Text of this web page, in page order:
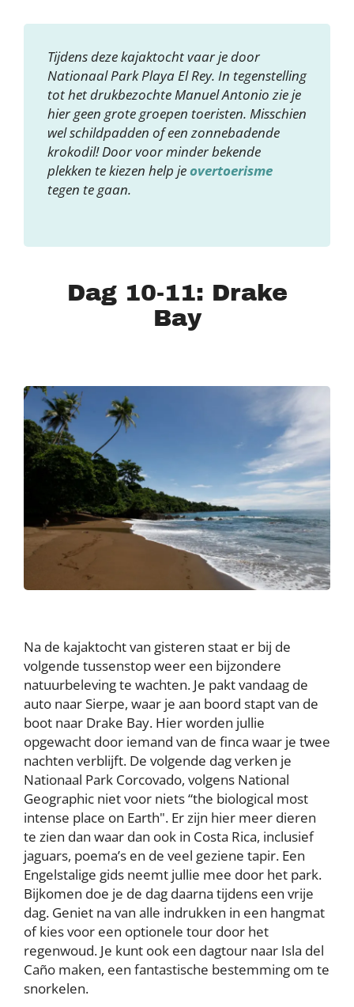
Tijdens deze kajaktocht vaar je door
Nationaal Park Playa El Rey. In tegenstelling
tot het drukbezochte Manuel Antonio zie je
hier geen grote groepen toeristen. Misschien
wel schildpadden of een zonnebadende
krokodil! Door voor minder bekende
plekken te kiezen help jeovertoerisme
tegen te gaan.
Dag 10-11: Drake
Bay
Na de kajaktocht van gisteren staat er bij de
volgende tussenstop weer een bijzondere
natuurbeleving te wachten. Je pakt vandaag de
auto naar Sierpe, waar je aan boord stapt van de
boot naar Drake Bay. Hier worden jullie
opgewacht door iemand van de finca waar je twee
nachten verblijft. De volgende dag verken je
Nationaal Park Corcovado, volgens National
Geographic niet voor niets “the biological most
intense place on Earth". Er zijn hier meer dieren
te zien dan waar dan ook in Costa Rica, inclusief
jaguars, poema’s en de veel geziene tapir. Een
Engelstalige gids neemt jullie mee door het park.
Bijkomen doe je de dag daarna tijdens een vrije
dag. Geniet na van alle indrukken in een hangmat
of kies voor een optionele tour door het
regenwoud. Je kunt ook een dagtour naar Isla del
Caño maken, een fantastische bestemming om te
snorkelen.